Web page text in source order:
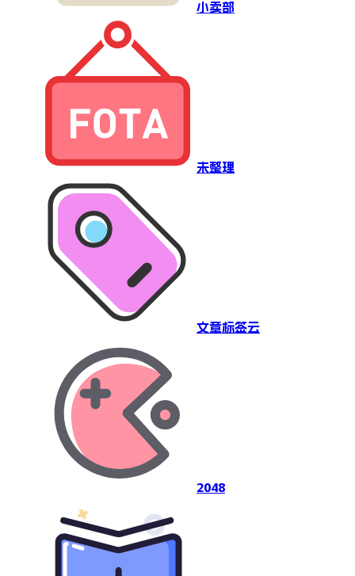
小卖部
未整理
文章标签云
2048